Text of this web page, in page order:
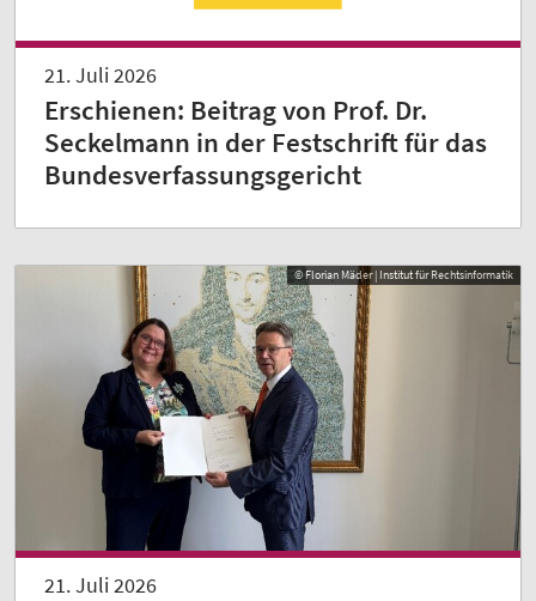
21. Juli 2026
Erschienen: Beitrag von Prof. Dr.
Seckelmann in der Festschrift für das
Bundesverfassungsgericht
© Florian Mäder | Institut für Rechtsinformatik
21. Juli 2026